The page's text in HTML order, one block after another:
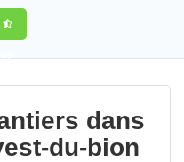
47
dans
du-bion